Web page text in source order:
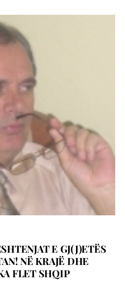
E GJ(J)ETËS
NË KRAJË DHE
FLET SHQIP